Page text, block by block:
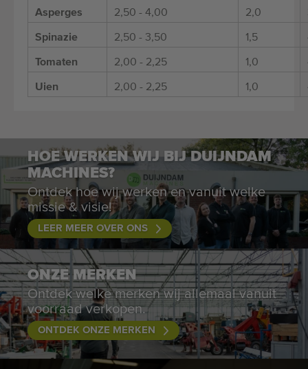
Asperges 2,50 - 4,00 2,0
Spinazie 2,50 - 3,50 1,5
Tomaten 2,00 - 2,25 1,0
Uien 2,00 - 2,25 1,0
HOE WERKEN WIJ BIJ DUIJNDAM
MACHINES?
Ontdek hoe wij werken en vanuit welke
missie & visie!
LEER MEER OVER ONS
ONZE MERKEN
Ontdek welke merken wij allemaal vanuit
voorraad verkopen.
ONTDEK ONZE MERKEN